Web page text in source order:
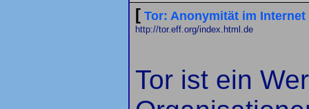
[ Tor: Anonymität im Internet
http://tor.eff.org/index.html.de
Tor ist ein